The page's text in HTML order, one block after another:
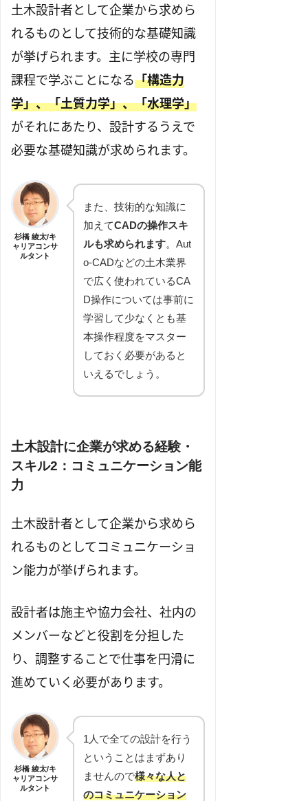
土木設計者として企業から求めら
れるものとして技術的な基礎知識
が挙げられます。主に学校の専門
課程で学ぶことになる「構造力
学」、「土質力学」、「水理学」
がそれにあたり、設計するうえで
必要な基礎知識が求められます。
杉橋 綾太/キ
ャリアコンサ
ルタント
また、技術的な知識に
加えてCADの操作スキ
ルも求められます。Aut
o-CADなどの土木業界
で広く使われているCA
D操作については事前に
学習して少なくとも基
本操作程度をマスター
しておく必要があると
いえるでしょう。
土木設計に企業が求める経験・
スキル2：コミュニケーション能
力
土木設計者として企業から求めら
れるものとしてコミュニケーショ
ン能力が挙げられます。
設計者は施主や協力会社、社内の
メンバーなどと役割を分担した
り、調整することで仕事を円滑に
進めていく必要があります。
杉橋 綾太/キ
ャリアコンサ
ルタント
1人で全ての設計を行う
ということはまずあり
ませんので様々な人と
のコミュニケーション